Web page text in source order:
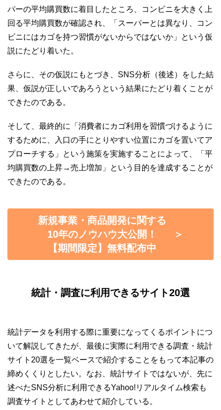
パーの平均購買数に着目したところ、コンビニを大きく上
回る平均購買数が確認され、「スーパーとは異なり、コン
ビニにはカゴを持つ習慣がないからではないか」という仮
説にたどり着いた。
さらに、その仮説にもとづき、SNS分析（後述）をした結
果、仮説が正しいであろうという結果にたどり着くことが
できたのである。
そして、最終的に「消費者にカゴ利用を習慣づけるように
するために、入口の手にとりやすい位置にカゴを置いてア
プローチする」という施策を実施することによって、「平
均購買数の上昇→売上増加」という目的を達成することが
できたのである。
新規事業・商品開発に関する
10年のノウハウ大公開！
【期間限定】無料配布中
＞
統計・調査に利用できるサイト20選
統計データを利用する際に重要になってくるポイントにつ
いて解説してきたが、最後に実際に利用できる調査・統計
サイト20選を一覧ベースで紹介することをもって本記事の
締めくくりとしたい。なお、統計サイトではないが、先に
述べたSNS分析に利用できるYahoo!リアルタイム検索も
調査サイトとしてあわせて紹介している。